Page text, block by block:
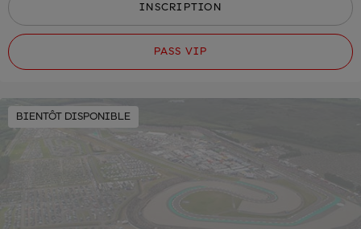
INSCRIPTION
PASS VIP
BIENTÔT DISPONIBLE